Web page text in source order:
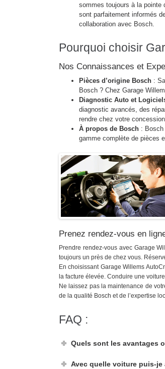
sommes toujours à la pointe
sont parfaitement informés
collaboration avec Bosch.
Pourquoi choisir
Nos Connaissances et
Pièces d’origine Bosch :
Bosch ? Chez Garage
Diagnostic Auto et
diagnostic avancés, des
rendre chez votre
À propos de Bosch : Bosch
gamme complète de pièces
Prenez rendez-vous en
Prendre rendez-vous avec Garage
toujours un près de chez vous.
En choisissant Garage Willems
la facture élevée. Conduire une
Ne laissez pas la maintenance de
de la qualité Bosch et de l’expertise
FAQ :
Quels sont les avantages
Avec quelle voiture puis-je